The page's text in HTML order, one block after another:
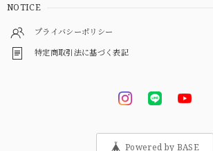
NOTICE
プライバシーポリシー
特定商取引法に基づく表記
Powered by BASE